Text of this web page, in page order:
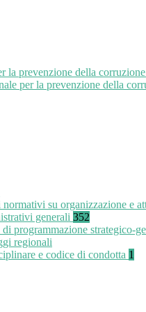
la prevenzione della
per la prevenzione della
su organizzazione e
generali 352
programmazione strategico-
regionali
e codice di condotta 1